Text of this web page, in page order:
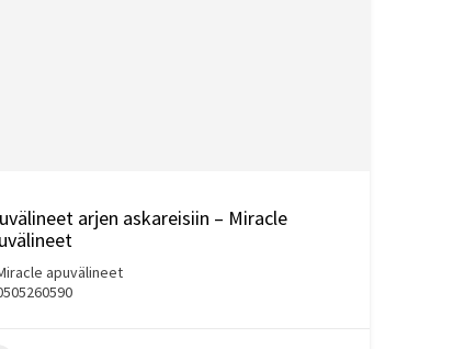
arjen askareisiin – Miracle
apuvälineet